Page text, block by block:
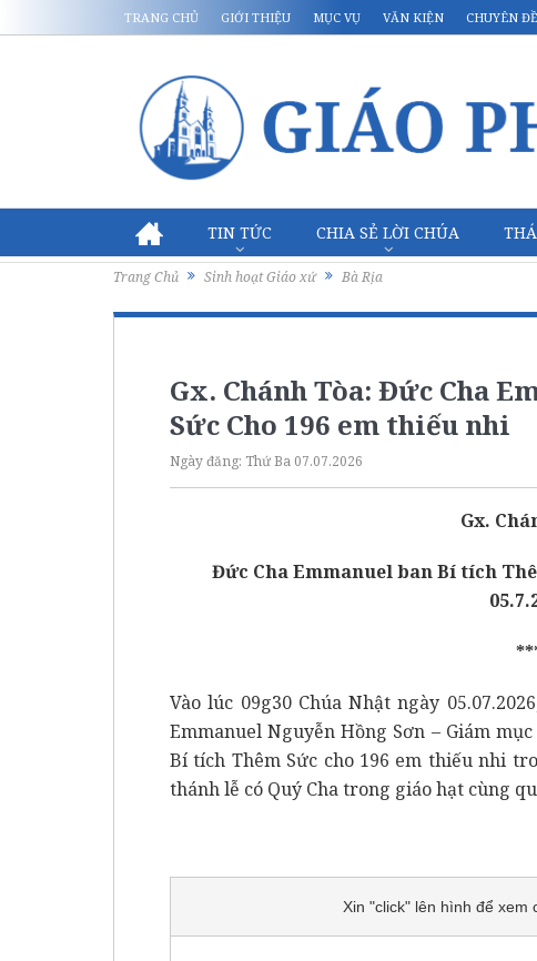
TRANG CHỦ GIỚI THIỆU MỤC VỤ VĂN KIỆN CHUYÊN ĐỀ
TIN TỨC CHIA SẺ LỜI CHÚA
Trang Chủ Sinh hoạt Giáo xứ Bà Rịa
Gx. Chánh Tòa: Đức Cha
Sức Cho 196 em thiếu nhi
Ngày đăng: Thứ Ba 07.07.2026
Gx.
Đức Cha Emmanuel ban Bí tích
Vào lúc 09g30 Chúa Nhật ngày
Emmanuel Nguyễn Hồng Sơn – Giám
Bí tích Thêm Sức cho 196 em thiếu nhi
thánh lễ có Quý Cha trong giáo hạt cùng
Xin "click" lên hình để xem